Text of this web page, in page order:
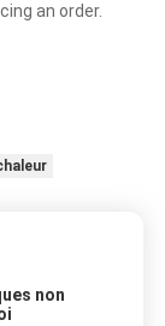
an order.
non